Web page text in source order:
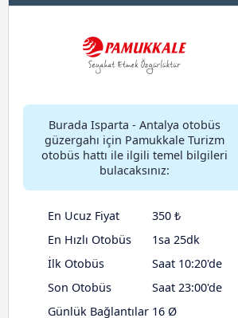
Burada Isparta - Antalya otobüs
güzergahı için Pamukkale Turizm
otobüs hattı ile ilgili temel bilgileri
bulacaksınız:
En Ucuz Fiyat
350 ₺
En Hızlı Otobüs
1sa 25dk
İlk Otobüs
Saat 10:20'de
Son Otobüs
Saat 23:00'de
Günlük Bağlantılar 16 Ø